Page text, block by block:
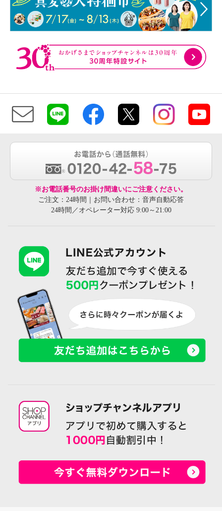
※お電話番号のお掛け間違いにご注意ください。
ご注文：24時間｜お問い合わせ：音声自動応答
24時間／オペレーター対応 9:00～21:00